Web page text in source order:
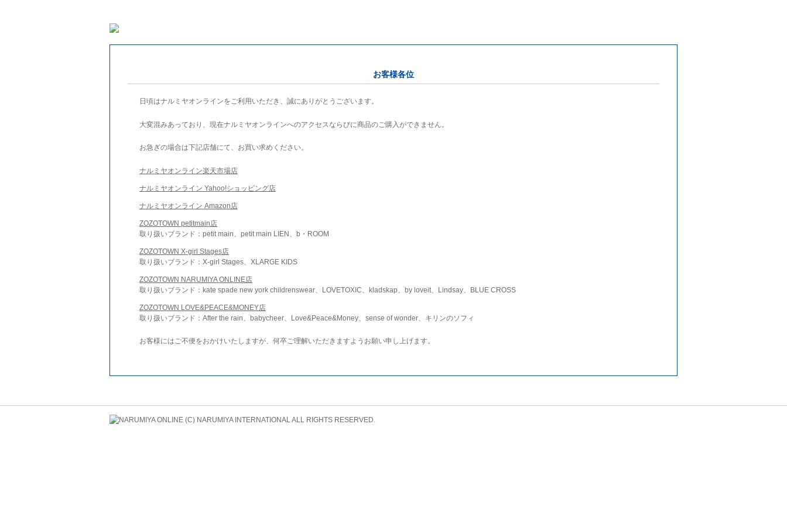
お客様各位
日頃はナルミヤオンラインをご利用いただき、誠にありがとうございます。
大変混みあっており、現在ナルミヤオンラインへのアクセスならびに商品のご購入ができません。
お急ぎの場合は下記店舗にて、お買い求めください。
ナルミヤオンライン楽天市場店
ナルミヤオンライン Yahoo!ショッピング店
ナルミヤオンライン Amazon店
ZOZOTOWN petitmain店
取り扱いブランド：petit main、petit main LIEN、b・ROOM
ZOZOTOWN X-girl Stages店
取り扱いブランド：X-girl Stages、XLARGE KIDS
ZOZOTOWN NARUMIYA ONLINE店
取り扱いブランド：kate spade new york childrenswear、LOVETOXIC、kladskap、by loveit、Lindsay、BLUE CROSS
ZOZOTOWN LOVE&PEACE&MONEY店
取り扱いブランド：After the rain、babycheer、Love&Peace&Money、sense of wonder、キリンのソフィ
お客様にはご不便をおかけいたしますが、何卒ご理解いただきますようお願い申し上げます。